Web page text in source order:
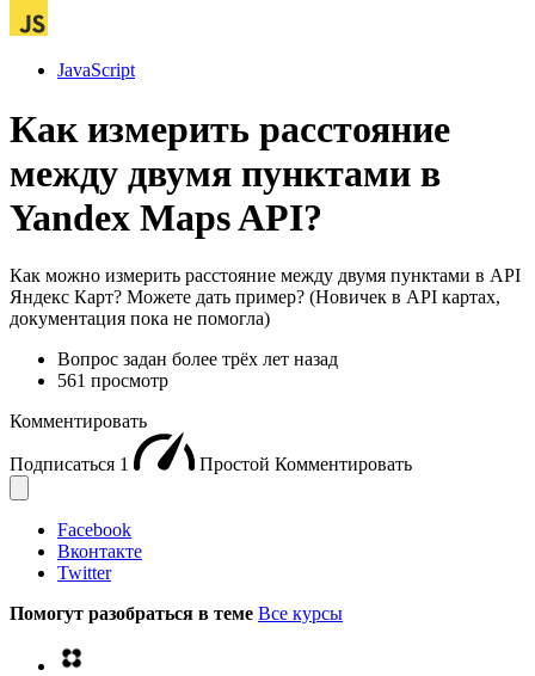
JavaScript
Как измерить расстояние
между двумя пунктами в
Yandex Maps API?
Как можно измерить расстояние между двумя пунктами в API
Яндекс Карт? Можете дать пример? (Новичек в API картах,
документация пока не помогла)
Вопрос задан более трёх лет назад
561 просмотр
Комментировать
Подписаться 1 Простой Комментировать
Facebook
Вконтакте
Twitter
Помогут разобраться в теме Все курсы